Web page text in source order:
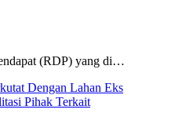
(RDP) yang di…